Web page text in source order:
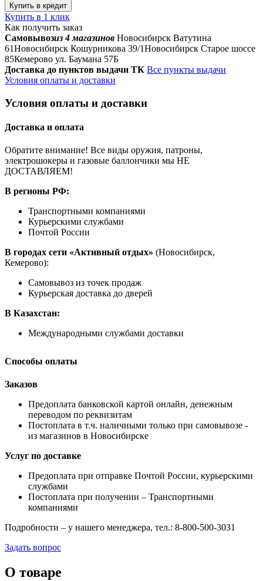
Купить в кредит
Купить в 1 клик
Как получить заказ
Самовывозиз 4 магазинов Новосибирск Ватутина
61Новосибирск Кошурникова 39/1Новосибирск Старое шоссе
85Кемерово ул. Баумана 57Б
Доставка до пунктов выдачи ТК Все пункты выдачи
Условия оплаты и доставки
Условия оплаты и доставки
Доставка и оплата
Обратите внимание! Все виды оружия, патроны,
электрошокеры и газовые баллончики мы НЕ
ДОСТАВЛЯЕМ!
В регионы РФ:
Транспортными компаниями
Курьерскими службами
Почтой России
В городах сети «Активный отдых» (Новосибирск,
Кемерово):
Самовывоз из точек продаж
Курьерская доставка до дверей
В Казахстан:
Международными службами доставки
Способы оплаты
Заказов
Предоплата банковской картой онлайн, денежным
переводом по реквизитам
Постоплата в т.ч. наличными только при самовывозе -
из магазинов в Новосибирске
Услуг по доставке
Предоплата при отправке Почтой России, курьерскими
службами
Постоплата при получении – Транспортными
компаниями
Подробности – у нашего менеджера, тел.: 8-800-500-3031
Задать вопрос
О товаре